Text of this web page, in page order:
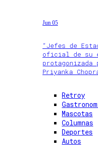
Jun 05
“Jefes de
oficial de su
Priyanka
Retroy
Mascotas
Columnas
Deportes
Autos